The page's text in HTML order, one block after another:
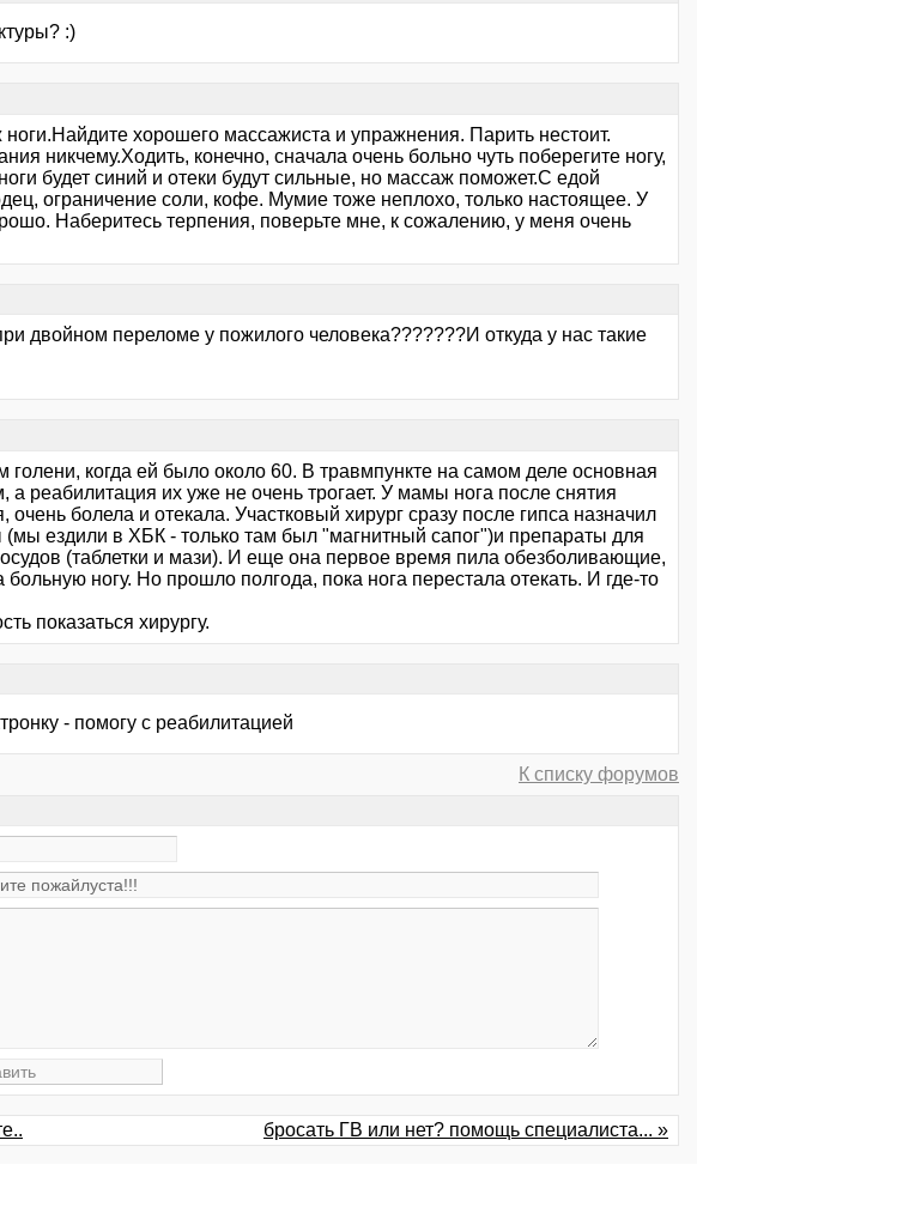
:)
хорошего массажиста и упражнения. Парить нестоит.
никчему.Ходить, конечно, сначала очень больно чуть поберегите ногу,
будет синий и отеки будут сильные, но массаж поможет.С едой
ограничение соли, кофе. Мумие тоже неплохо, только настоящее. У
Наберитесь терпения, поверьте мне, к сожалению, у меня очень
двойном переломе у пожилого человека???????И откуда у нас такие
когда ей было около 60. В травмпункте на самом деле основная
а реабилитация их уже не очень трогает. У мамы нога после снятия
очень болела и отекала. Участковый хирург сразу после гипса назначил
ездили в ХБК - только там был "магнитный сапог")и препараты для
(таблетки и мази). И еще она первое время пила обезболивающие,
больную ногу. Но прошло полгода, пока нога перестала отекать. И где-то
показаться хирургу.
- помогу с реабилитацией
К списку форумов
бросать ГВ или нет? помощь специалиста... »